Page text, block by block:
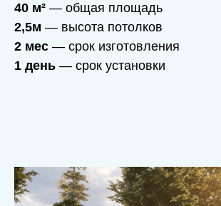
40 м² — общая площадь
2,5м — высота потолков
2 мес — срок изготовления
1 день — срок установки